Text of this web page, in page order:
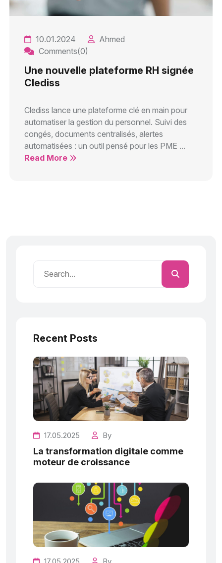
10.01.2024
Ahmed
Comments(0)
Une nouvelle plateforme RH signée
Clediss
Clediss lance une plateforme clé en main pour
automatiser la gestion du personnel. Suivi des
congés, documents centralisés, alertes
automatisées : un outil pensé pour les PME ...
Read More
Recent Posts
17.05.2025 By
La transformation digitale comme
moteur de croissance